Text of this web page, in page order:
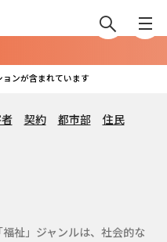
ンが含まれています
契約 都市部 住民
祉」ジャンルは、社会的な